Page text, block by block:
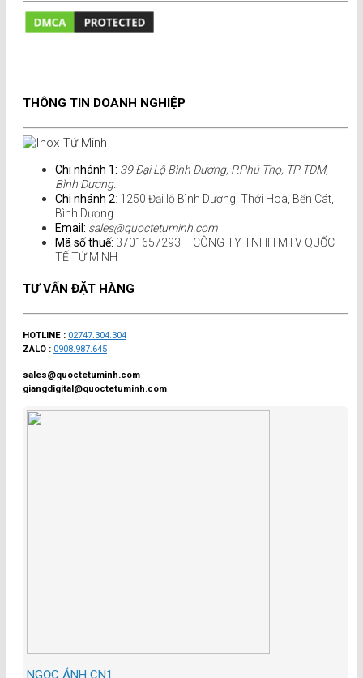
THÔNG TIN DOANH NGHIỆP
Chi nhánh 1: 39 Đại Lộ Bình Dương, P.Phú Thọ, TP TDM,
Bình Dương.
Chi nhánh 2: 1250 Đại lộ Bình Dương, Thới Hoà, Bến Cát,
Bình Dương.
Email: sales@quoctetuminh.com
Mã số thuế: 3701657293 – CÔNG TY TNHH MTV QUỐC
TẾ TỨ MINH
TƯ VẤN ĐẶT HÀNG
HOTLINE : 02747.304.304
ZALO : 0908.987.645
sales@quoctetuminh.com
giangdigital@quoctetuminh.com
NGỌC ÁNH CN1